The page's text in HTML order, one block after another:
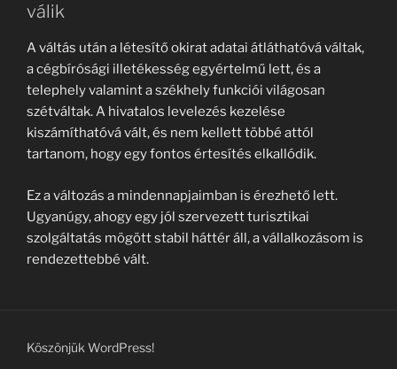
válik
A váltás után a létesítő okirat adatai átláthatóvá váltak,
a cégbírósági illetékesség egyértelmű lett, és a
telephely valamint a székhely funkciói világosan
szétváltak. A hivatalos levelezés kezelése
kiszámíthatóvá vált, és nem kellett többé attól
tartanom, hogy egy fontos értesítés elkallódik.
Ez a változás a mindennapjaimban is érezhető lett.
Ugyanúgy, ahogy egy jól szervezett turisztikai
szolgáltatás mögött stabil háttér áll, a vállalkozásom is
rendezettebbé vált.
Köszönjük WordPress!